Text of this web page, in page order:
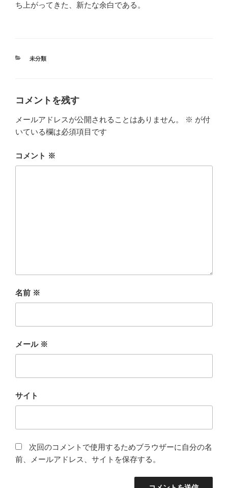
ち上がってきた、新たな余白である。
カ
未分類
コメントを残す
メールアドレスが公開されることはありません。 ※ が付
いている欄は必須項目です
コメント ※
名前 ※
メール ※
サイト
次回のコメントで使用するためブラウザーに自分の名
前、メールアドレス、サイトを保存する。